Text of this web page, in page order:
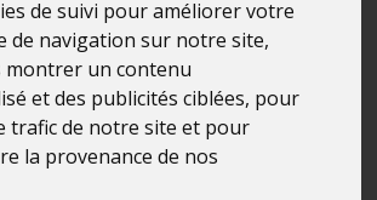
de suivi pour améliorer votre
de navigation sur notre site,
montrer un contenu
et des publicités ciblées, pour
trafic de notre site et pour
la provenance de nos